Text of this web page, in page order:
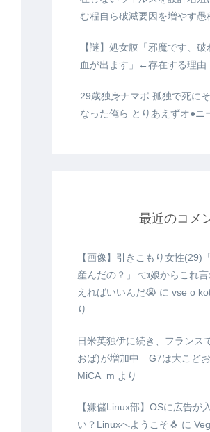
む程自ら破滅要因を増やす愚
【謎】処女膜「邪魔です、破
血が出ます」←存在する理由
29歳独身ナマポ 孤独で死に
なった俺ら とりあえずオ●ニ
最近のコメ
【画像】引きこもり女性(29)
産んだの？」 👈娘からこれ
えればいいんだ😭 に vse o
り
日米英独伊に続き、フランス
おば)が増加中 G7は大こど
MiCA_m より
【嫌儲Linux部】OSに広告が
い？Linuxへようこそ🐧 に